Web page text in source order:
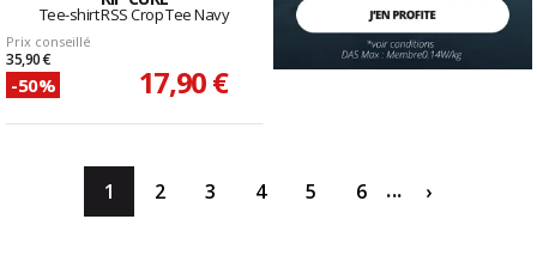
Tee-shirt RSS Crop Tee Navy
Prix conseillé
35,90 €
-50% 17,90 €
1 2 3 4 5 6 ... ›